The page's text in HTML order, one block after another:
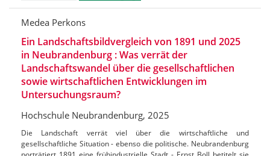
Medea Perkons
Ein Landschaftsbildvergleich von 1891 und 2025
in Neubrandenburg : Was verrät der
Landschaftswandel über die gesellschaftlichen
sowie wirtschaftlichen Entwicklungen im
Untersuchungsraum?
Hochschule Neubrandenburg, 2025
Die Landschaft verrät viel über die wirtschaftliche und
gesellschaftliche Situation - ebenso die politische. Neubrandenburg